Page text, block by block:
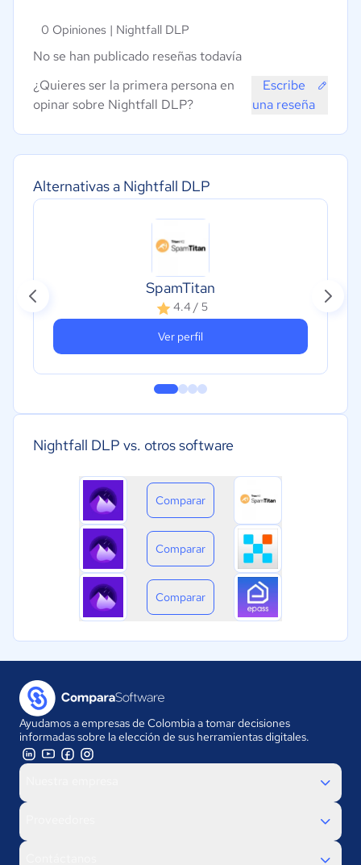
Alternativas a Nightfall DLP
SpamTitan
4.4 / 5
Ver perfil
Nightfall DLP vs. otros software
Comparar
Comparar
Comparar
0 Opiniones | Nightfall DLP
No se han publicado reseñas todavía
¿Quieres ser la primera persona en
opinar sobre Nightfall DLP?
Escribe
una reseña
Ayudamos a empresas de Colombia a tomar decisiones
informadas sobre la elección de sus herramientas digitales.